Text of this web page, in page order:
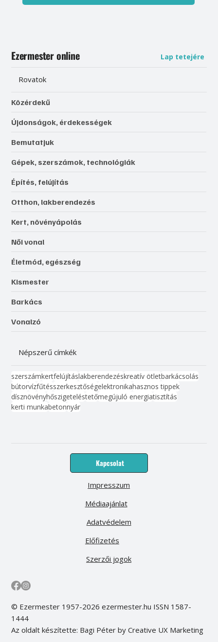
Ezermester online Lap tetejére
Rovatok
Közérdekű
Újdonságok, érdekességek
Bemutatjuk
Gépek, szerszámok, technológiák
Építés, felújítás
Otthon, lakberendezés
Kert, növényápolás
Női vonal
Életmód, egészség
Kismester
Barkács
Vonalzó
Népszerű címkék
szerszámkertfelújításlakberendezéskreatív ötletbarkácsolás
bútorvízfűtésszerkesztőségelektronikahasznos tippek
dísznövényhőszigeteléstetőmegújuló energiatisztítás
kerti munkabetonnyár
Kapcsolat
Médiaajánlat
Előfizetés
Impresszum
Adatvédelem
Szerzői jogok
© Ezermester 1957-2026 ezermester.hu ISSN 1587-
1444
Az oldalt készítette: Bagi Péter by Creative UX Marketing